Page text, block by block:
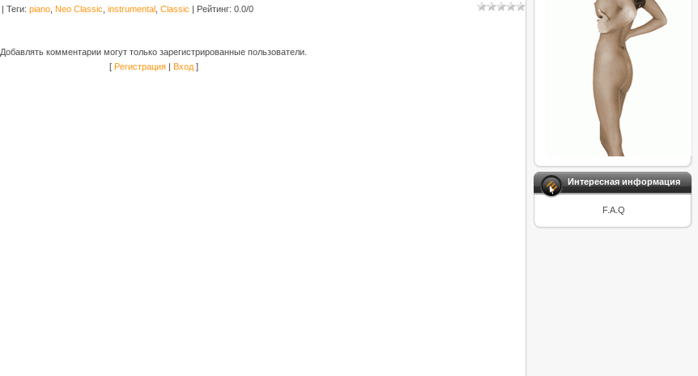
| Теги: piano Neo Classic instrumental Classic | Рейтинг: 0.0/0
Добавлять комментарии могут только зарегистрированные пользователи.
[ Регистрация| Вход]
Интересная информация
F.A.Q